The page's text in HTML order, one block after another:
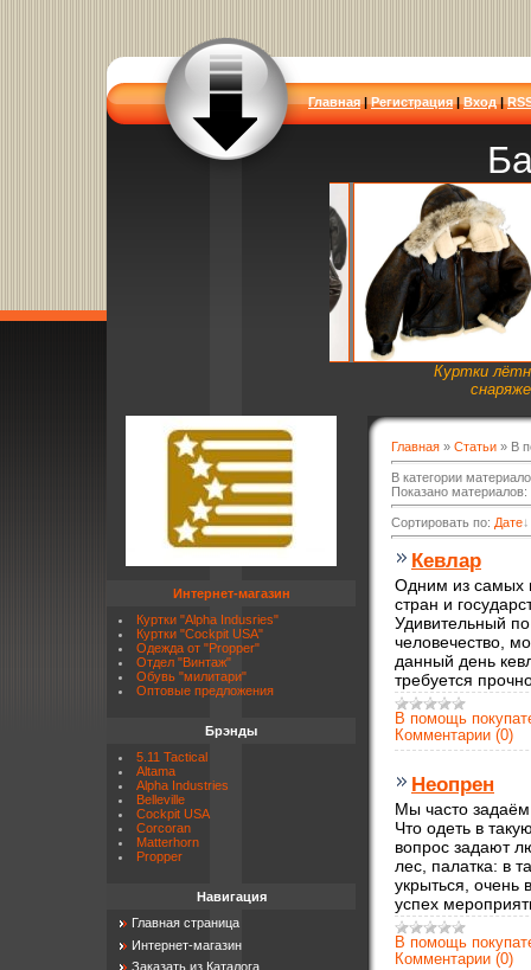
Главная|Регистрация|Вход|
Куртки
Главная » Статьи » В
В категории
Показано материалов:
Сортировать по: Дате
Кевлар
Одним из самых
стран и
Удивительный
человечество,
данный день
требуется
В помощь
Комментарии (0)
Неопрен
Мы часто задаём
Что одеть в
вопрос задают
лес, палатка: в
укрыться, очень
успех
В помощь
Комментарии (0)
Интернет-магазин
Куртки "Alpha Indusries"
Куртки "Cockpit USA"
Одежда от "Propper"
Отдел "Винтаж"
Обувь "милитари"
Оптовые предложения
Брэнды
5.11 Tactical
Altama
Alpha Industries
Belleville
Cockpit USA
Corcoran
Matterhorn
Propper
Навигация
Главная страница
Интернет-магазин
Заказать из Каталога